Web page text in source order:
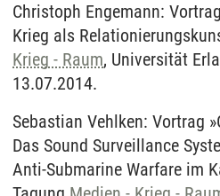
Christoph Engemann:
Krieg als
Krieg - Raum, Universität
13.07.2014.
Sebastian Vehlken: Vortrag
Das Sound Surveillance
Anti-Submarine Warfare im